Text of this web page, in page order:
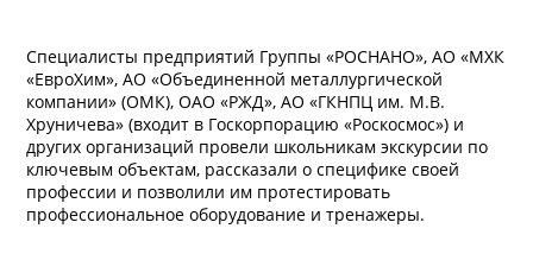
Специалисты предприятий Группы «РОСНАНО», АО «МХК
«ЕвроХим», АО «Объединенной металлургической
компании» (ОМК), ОАО «РЖД», АО «ГКНПЦ им. М.В.
Хруничева» (входит в Госкорпорацию «Роскосмос») и
других организаций провели школьникам экскурсии по
ключевым объектам, рассказали о специфике своей
профессии и позволили им протестировать
профессиональное оборудование и тренажеры.